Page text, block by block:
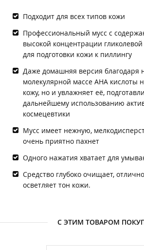
Подходит для всех типов кожи
Профессиональный мусс с
высокой концентрации
для подготовки кожи к пиллингу
Даже домашняя версия благодаря
молекулярной массе АНА кислоты
кожу, но и увлажняет её,
дальнейшему использованию
космецевтики
Мусс имеет нежную,
очень приятно пахнет
Одного нажатия хватает для
Средство глубоко очищает,
осветляет тон кожи.
С ЭТИМ ТОВАРОМ